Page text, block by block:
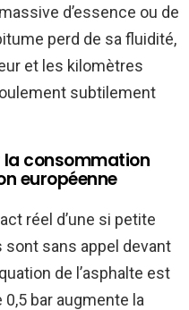
d’essence ou de
perd de sa fluidité,
et les kilomètres
subtilement
la consommation
européenne
réel d’une si petite
sans appel devant
de l’asphalte est
bar augmente la